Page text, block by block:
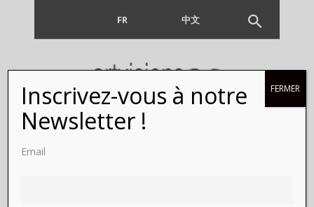
FR 中文
Joey-Tang,
Inscrivez-vous à notre
Newsletter !
Email
FERMER